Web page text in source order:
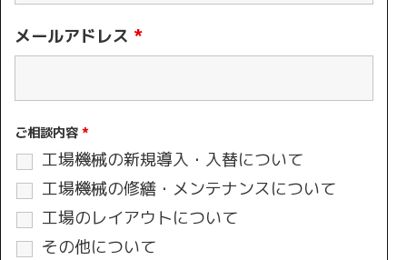
メールアドレス *
ご相談内容 *
工場機械の新規導入・入替について
工場機械の修繕・メンテナンスについて
工場のレイアウトについて
その他について